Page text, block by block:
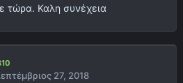
τώρα. Καλη συνέχεια
27, 2018